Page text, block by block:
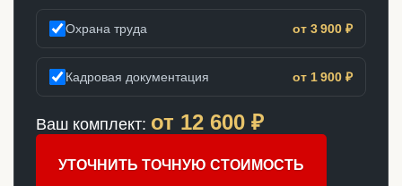
Охрана труда от 3 900 ₽
Кадровая документация от 1 900 ₽
Ваш комплект: от 12 600 ₽
УТОЧНИТЬ ТОЧНУЮ СТОИМОСТЬ